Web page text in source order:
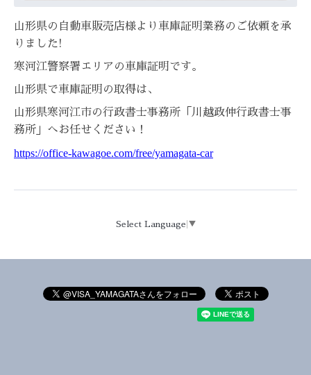
山形県の自動車販売店様より車庫証明業務のご依頼を承
りました!
寒河江警察署エリアの車庫証明です。
山形県で車庫証明の取得は、
山形県寒河江市の行政書士事務所「川越政伸行政書士事
務所」へお任せください！
https://office-kawagoe.com/free/yamagata-car
Select Language ▼